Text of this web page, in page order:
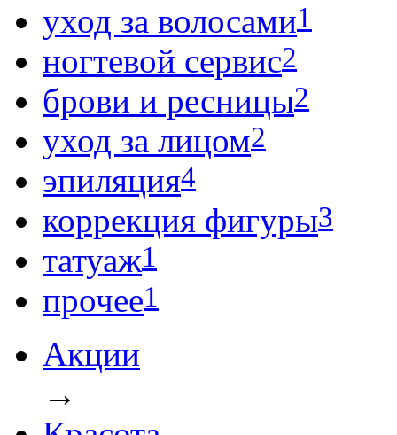
уход за волосами1
ногтевой сервис2
брови и ресницы2
уход за лицом2
эпиляция4
коррекция фигуры3
татуаж1
прочее1
Акции
→